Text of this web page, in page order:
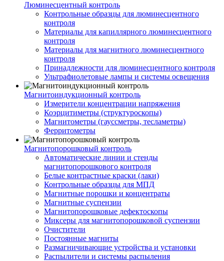
Люминесцентный контроль
Контрольные образцы для люминесцентного
контроля
Материалы для капиллярного люминесцентного
контроля
Материалы для магнитного люминесцентного
контроля
Принадлежности для люминесцентного контроля
Ультрафиолетовые лампы и системы освещения
Магнитоиндукционный контроль
Измерители концентрации напряжения
Коэрцитиметры (структуроскопы)
Магнитометры (гауссметры, тесламетры)
Ферритометры
Магнитопорошковый контроль
Автоматические линии и стенды
магнитопорошкового контроля
Белые контрастные краски (лаки)
Контрольные образцы для МПД
Магнитные порошки и концентраты
Магнитные суспензии
Магнитопорошковые дефектоскопы
Миксеры для магнитопорошковой суспензии
Очистители
Постоянные магниты
Размагничивающие устройства и установки
Распылители и системы распыления